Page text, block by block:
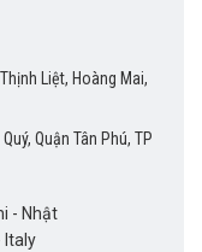
Liệt, Hoàng Mai,
Quận Tân Phú, TP
- Nhật
Italy